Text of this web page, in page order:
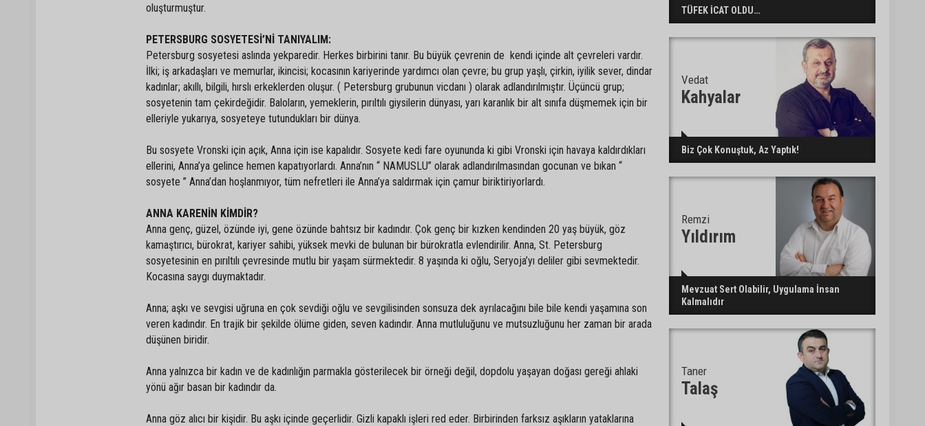
oluşturmuştur.
PETERSBURG SOSYETESİ’Nİ TANIYALIM:
Petersburg sosyetesi aslında yekparedir. Herkes birbirini tanır. Bu büyük çevrenin de kendi içinde alt çevreleri vardır.
İlki; iş arkadaşları ve memurlar, ikincisi; kocasının kariyerinde yardımcı olan çevre; bu grup yaşlı, çirkin, iyilik sever, dindar
kadınlar; akıllı, bilgili, hırslı erkeklerden oluşur. ( Petersburg grubunun vicdanı ) olarak adlandırılmıştır. Üçüncü grup;
sosyetenin tam çekirdeğidir. Baloların, yemeklerin, pırıltılı giysilerin dünyası, yarı karanlık bir alt sınıfa düşmemek için bir
elleriyle yukarıya, sosyeteye tutundukları bir dünya.
Bu sosyete Vronski için açık, Anna için ise kapalıdır. Sosyete kedi fare oyununda ki gibi Vronski için havaya kaldırdıkları
ellerini, Anna’ya gelince hemen kapatıyorlardı. Anna’nın “ NAMUSLU” olarak adlandırılmasından gocunan ve bıkan “
sosyete ” Anna’dan hoşlanmıyor, tüm nefretleri ile Anna’ya saldırmak için çamur biriktiriyorlardı.
ANNA KARENİN KİMDİR?
Anna genç, güzel, özünde iyi, gene özünde bahtsız bir kadındır. Çok genç bir kızken kendinden 20 yaş büyük, göz
kamaştırıcı, bürokrat, kariyer sahibi, yüksek mevki de bulunan bir bürokratla evlendirilir. Anna, St. Petersburg
sosyetesinin en pırıltılı çevresinde mutlu bir yaşam sürmektedir. 8 yaşında ki oğlu, Seryoja’yı deliler gibi sevmektedir.
Kocasına saygı duymaktadır.
Anna; aşkı ve sevgisi uğruna en çok sevdiği oğlu ve sevgilisinden sonsuza dek ayrılacağını bile bile kendi yaşamına son
veren kadındır. En trajik bir şekilde ölüme giden, seven kadındır. Anna mutluluğunu ve mutsuzluğunu her zaman bir arada
düşünen biridir.
Anna yalnızca bir kadın ve de kadınlığın parmakla gösterilecek bir örneği değil, dopdolu yaşayan doğası gereği ahlaki
yönü ağır basan bir kadındır da.
Anna göz alıcı bir kişidir. Bu aşkı içinde geçerlidir. Gizli kapaklı işleri red eder. Birbirinden farksız aşıkların yataklarına
üyelerimize ne yaptınız?
TÜFEK İCAT OLDU…
Vedat
Kahyalar
Biz Çok Konuştuk, Az Yaptık!
Remzi
Yıldırım
Mevzuat Sert Olabilir, Uygulama İnsan
Kalmalıdır
Taner
Talaş